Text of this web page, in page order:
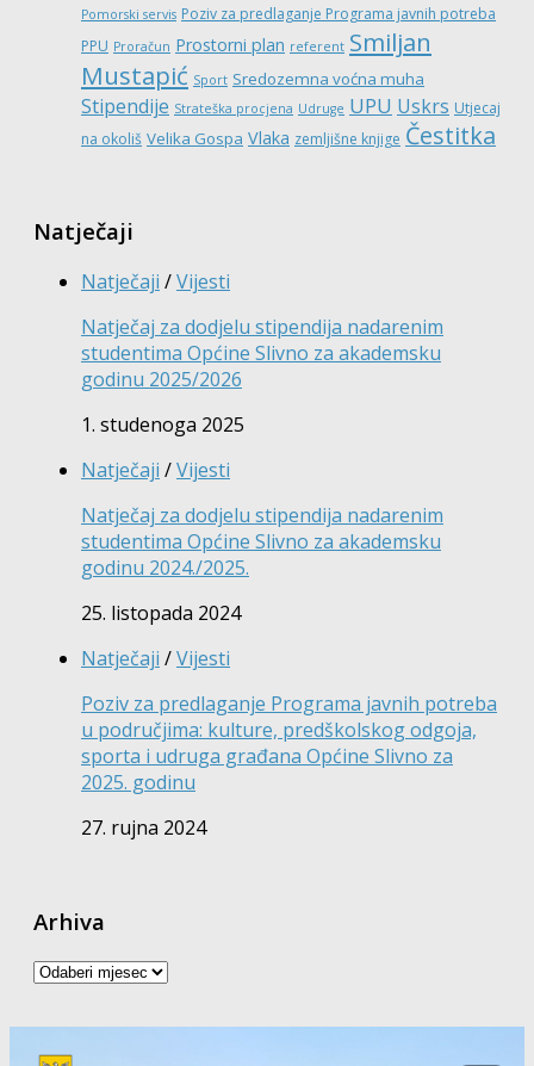
Pomorski servis Poziv za predlaganje Programa javnih potreba
PPU Proračun Prostorni plan referent Smiljan
Mustapić Sport Sredozemna voćna muha
Stipendije Strateška procjena Udruge UPU Uskrs Utjecaj
na okoliš Velika Gospa Vlaka zemljišne knjige Čestitka
Natječaji
Natječaji /Vijesti
Natječaj za dodjelu stipendija nadarenim
studentima Općine Slivno za akademsku
godinu 2025/2026
1. studenoga 2025
Natječaji /Vijesti
Natječaj za dodjelu stipendija nadarenim
studentima Općine Slivno za akademsku
godinu 2024./2025.
25. listopada 2024
Natječaji /Vijesti
Poziv za predlaganje Programa javnih potreba
u područjima: kulture, predškolskog odgoja,
sporta i udruga građana Općine Slivno za
2025. godinu
27. rujna 2024
Arhiva
Arhiva